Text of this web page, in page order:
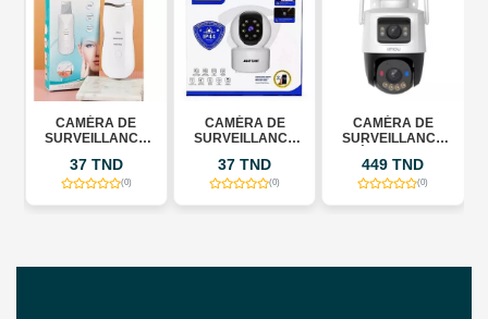
CAMÉRA DE
SURVEILLANCE
JORTAN JT-
8183HJS
37 TND
(0)
CAMÉRA DE
SURVEILLANCE
JORTAN JT-
8183HJS
37 TND
(0)
CAMÉRA DE
SURVEILLANCE
CRUISER DUAL 2
10MP
449 TND
(0)